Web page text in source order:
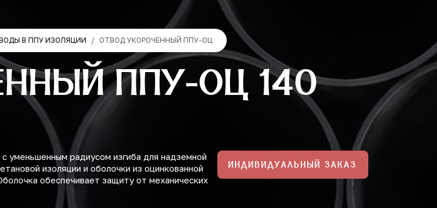
В ППУ ИЗОЛЯЦИИ ОТВОД УКОРОЧЕННЫЙ ППУ-ОЦ
ППУ-ОЦ 140
уменьшенным радиусом изгиба для надземной
изоляции и оболочки из оцинкованной
обеспечивает защиту от механических
ИНДИВИДУАЛЬНЫЙ ЗАКАЗ